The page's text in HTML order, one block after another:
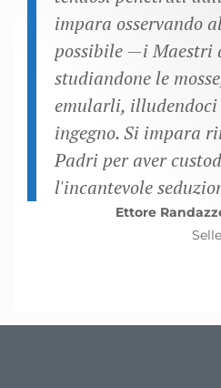
impara osservando
possibile —i Maestri
studiandone le
emularli,
ingegno. Si impara
Padri per aver
l'incantevole
Ettore